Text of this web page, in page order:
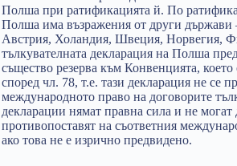
Полша при ратификацията й. По
Полша има възражения от други
Австрия, Холандия, Швеция, Норвегия,
тълкувателната декларация на Полша
същество резерва към Конвенцията,
според чл. 78, т.е. тази декларация не се
международното право на договорите
декларации нямат правна сила и не могат
противопоставят на съответния
ако това не e изрично предвидено.